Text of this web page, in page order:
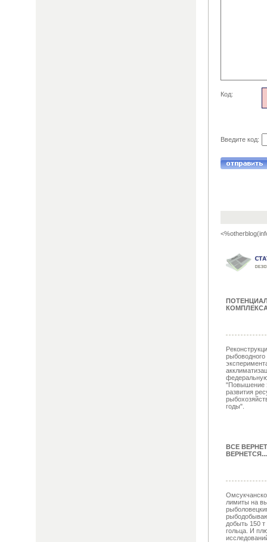
Код:
Введите код:
"Повышение
развития
годы".
ВСЕ
ВЕРНЕТСЯ...
лимиты на
добыть 150
гольца. И